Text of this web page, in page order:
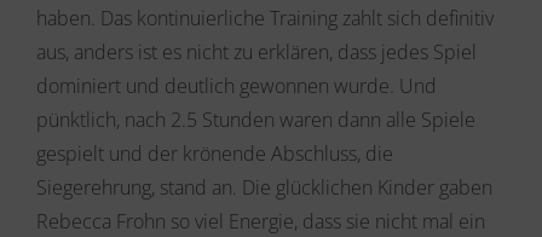
haben. Das kontinuierliche Training zahlt sich definitiv
aus, anders ist es nicht zu erklären, dass jedes Spiel
dominiert und deutlich gewonnen wurde. Und
pünktlich, nach 2.5 Stunden waren dann alle Spiele
gespielt und der krönende Abschluss, die
Siegerehrung, stand an. Die glücklichen Kinder gaben
Rebecca Frohn so viel Energie, dass sie nicht mal ein